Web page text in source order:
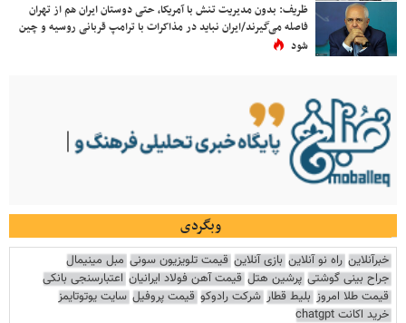
ظریف: بدون مدیریت تنش با آمریکا، حتی دوستان ایران هم از تهران
فاصله می‌گیرند/ایران نباید در مذاکرات با ترامپ قربانی روسیه و چین
شود
وبگردی
خبرآنلاین راه نو آنلاین بازی آنلاین قیمت تلویزیون سونی مبل مینیمال
جراح بینی گوشتی پرشین هتل قیمت آهن فولاد ایرانیان اعتبارسنجی بانکی
قیمت طلا امروز بلیط قطار شرکت رادوکو قیمت پروفیل سایت یوتوتایمز
خرید اکانت chatgpt